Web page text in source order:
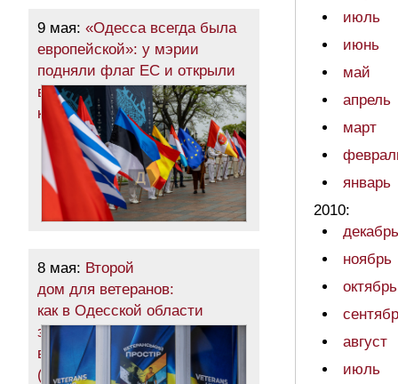
9 мая: «Одесса всегда была
европейской»: у мэрии
подняли флаг ЕС и открыли
выставку символической
картиной (фото)
8 мая: Второй
дом для ветеранов:
как в Одесской области
защитникам помогают
вернуться к мирной жизни
(общество)
июль
июнь
май
апрель
март
январь
2010:
декабрь
ноябрь
октябрь
август
июль